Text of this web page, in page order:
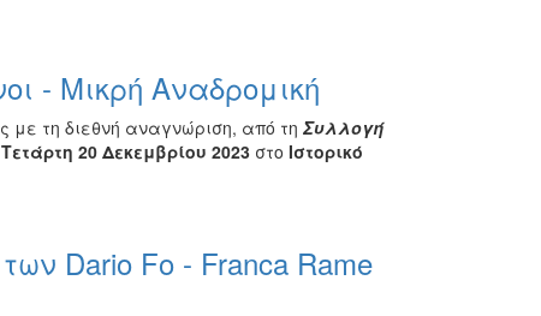
- Μικρή Αναδρομική
με τη διεθνή αναγνώριση, από τη Συλλογή
Τετάρτη 20 Δεκεμβρίου 2023στο Ιστορικό
Dario Fo - Franca Rame